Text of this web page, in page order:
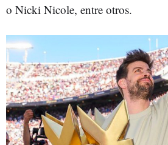
o Nicki Nicole, entre otros.